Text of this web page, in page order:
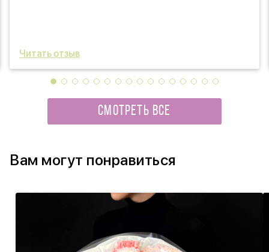
Читать отзыв
СМОТРЕТЬ ВСЕ
Вам могут понравиться